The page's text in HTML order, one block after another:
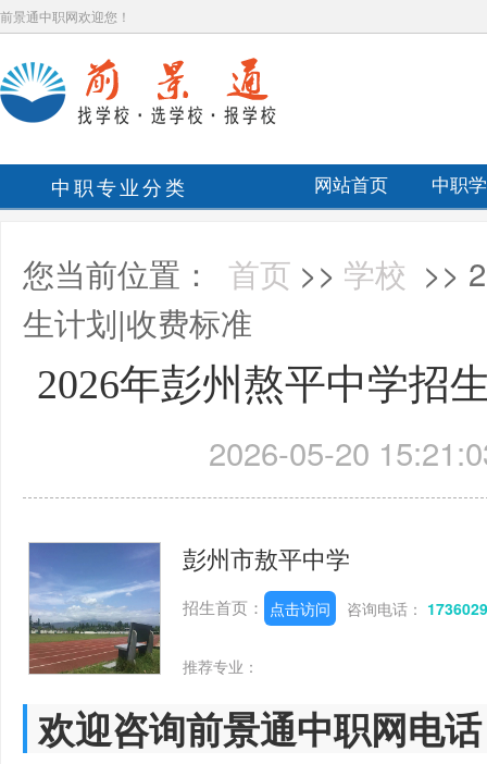
前景通中职网欢迎您！
中职专业分类 网站首页 中职
您当前位置： 首页 >> 学校 >>
生计划|收费标准
2026年彭州熬平中学招
2026-05-20
彭州市敖平中学
招生首页： 点击访问 咨询电话：
推荐专业：
欢迎咨询前景通中职网电